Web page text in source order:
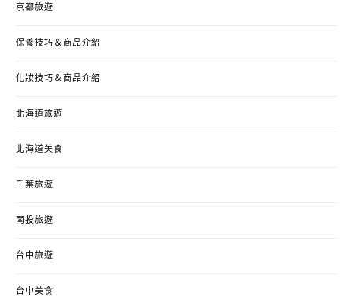
京都旅遊
保養技巧＆商品介紹
化妝技巧＆商品介紹
北海道旅遊
北海道美食
千葉旅遊
南投旅遊
台中旅遊
台中美食